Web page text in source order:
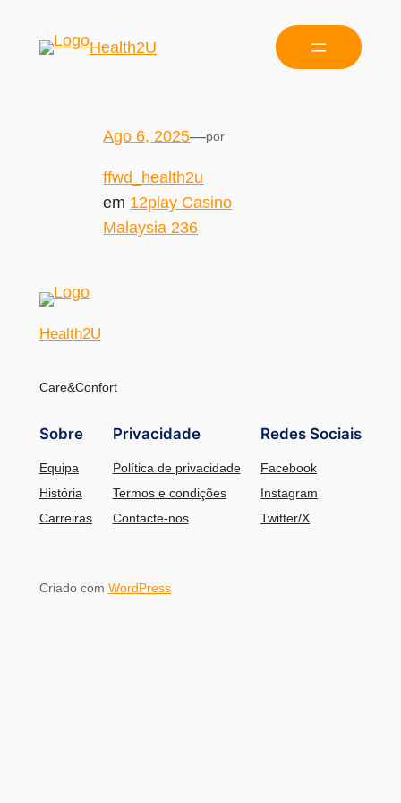
Health2U
Ago 6, 2025—por
ffwd_health2u
em 12play Casino
Malaysia 236
Health2U
Care&Confort
Sobre
Equipa
História
Carreiras
Privacidade
Política de privacidade
Termos e condições
Contacte-nos
Redes Sociais
Facebook
Instagram
Twitter/X
Criado com WordPress